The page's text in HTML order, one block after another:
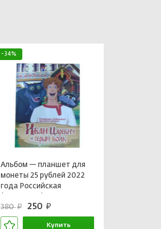
-34%
Альбом — планшет для
монеты 25 рублей 2022
года Российская
мультипликация — Иван
Царевич и серый волк
380руб. 250 руб.
Купить